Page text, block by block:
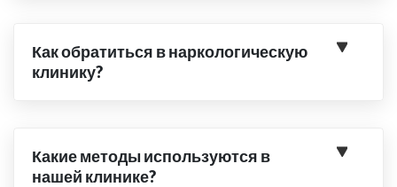
Как обратиться в наркологическую
клинику?
Какие методы используются в
нашей клинике?